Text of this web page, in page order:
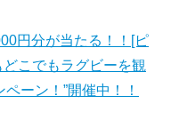
円分が当たる！！[ピ
どこでもラグビーを観
ーン！”開催中！！